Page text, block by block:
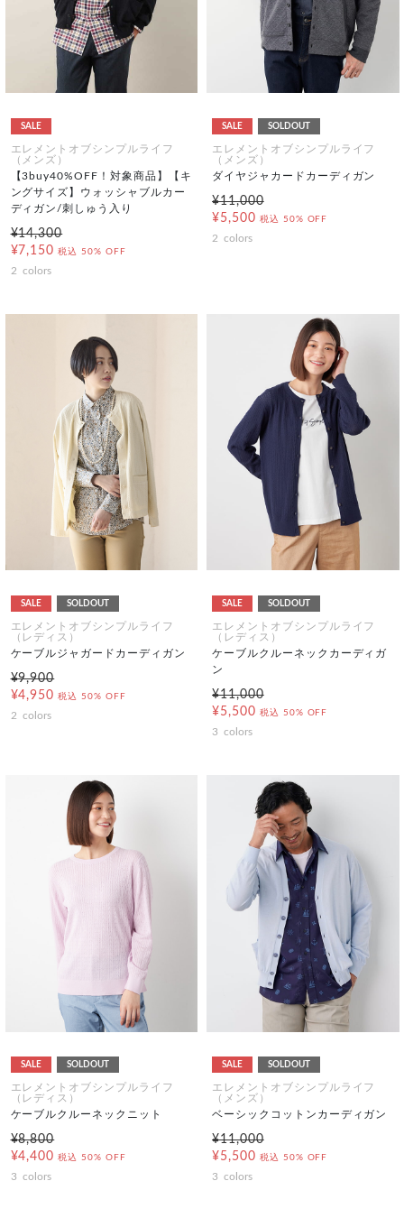
SALE
エレメントオブシンプルライフ
（メンズ）
【3buy40%OFF！対象商品】【キ
ングサイズ】ウォッシャブルカー
ディガン/刺しゅう入り
¥14,300
¥7,150 税込 50% OFF
2 colors
SALE SOLDOUT
エレメントオブシンプルライフ
（メンズ）
ダイヤジャカードカーディガン
¥11,000
¥5,500 税込 50% OFF
2 colors
SALE SOLDOUT
エレメントオブシンプルライフ
（レディス）
ケーブルジャガードカーディガン
¥9,900
¥4,950 税込 50% OFF
2 colors
SALE SOLDOUT
エレメントオブシンプルライフ
（レディス）
ケーブルクルーネックカーディガ
ン
¥11,000
¥5,500 税込 50% OFF
3 colors
SALE SOLDOUT
エレメントオブシンプルライフ
（レディス）
ケーブルクルーネックニット
¥8,800
¥4,400 税込 50% OFF
3 colors
SALE SOLDOUT
エレメントオブシンプルライフ
（メンズ）
ベーシックコットンカーディガン
¥11,000
¥5,500 税込 50% OFF
3 colors